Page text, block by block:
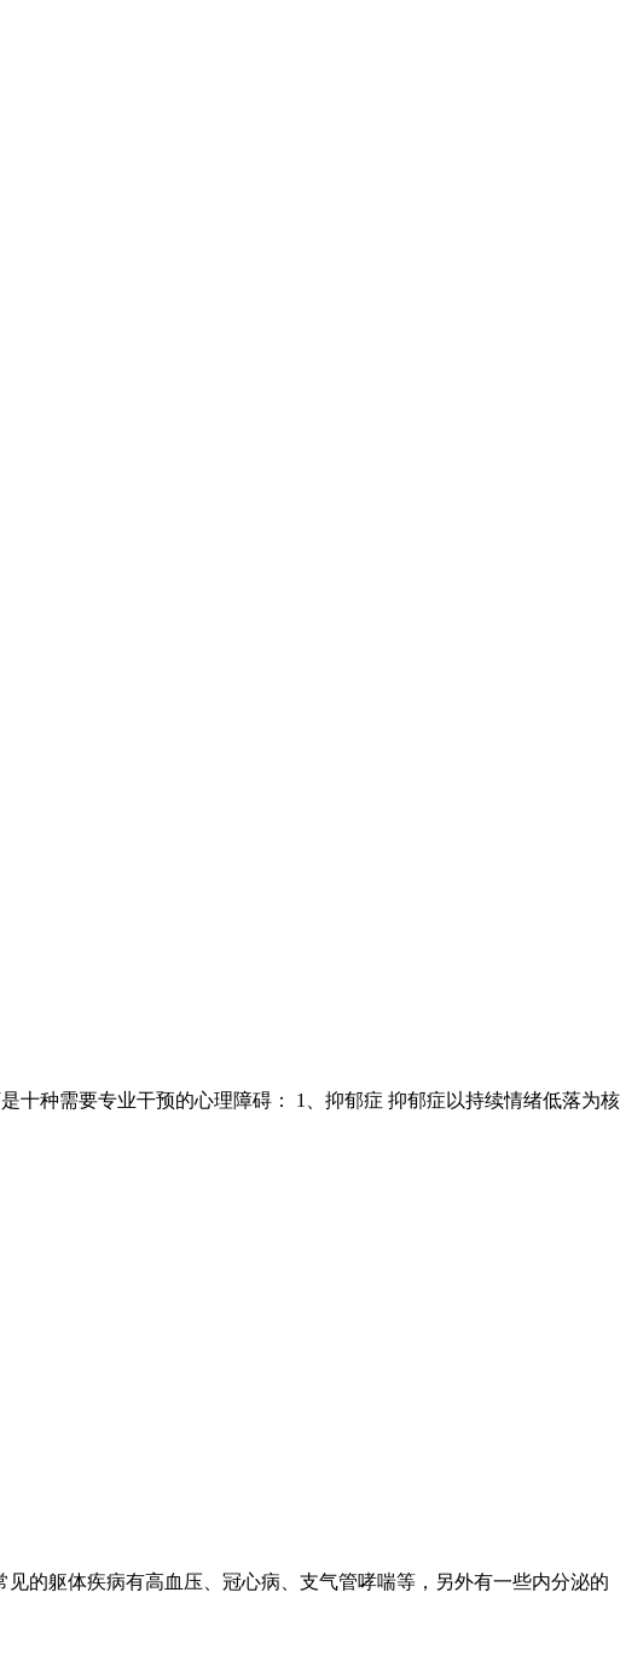
十种需要专业干预的心理障碍： 1、抑郁症 抑郁症以持续情绪低落为核
的躯体疾病有高血压、冠心病、支气管哮喘等，另外有一些内分泌的